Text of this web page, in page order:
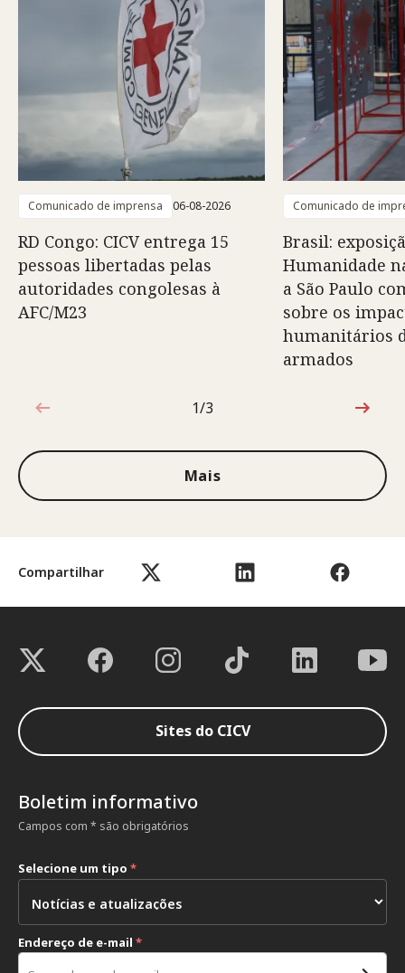
Compartilhar
Comunicado de imprensa 06-08-2026
RD Congo: CICV entrega 15
pessoas libertadas pelas
autoridades congolesas à
AFC/M23
Comunicado de
Brasil:
Humanidade
a São Paulo
sobre os
humanitários
armados
1 de 3
1/3
Mais
Sites do CICV
Boletim informativo
Campos com * são obrigatórios
Selecione um tipo *
Endereço de e-mail *